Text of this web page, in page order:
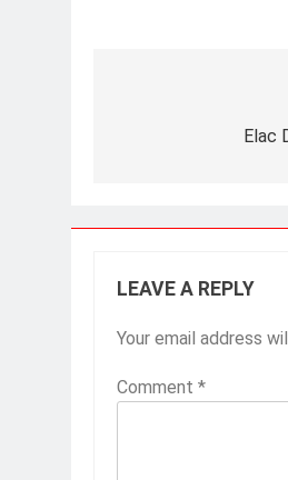
Elac
LEAVE A REPLY
Your email address
Comment *